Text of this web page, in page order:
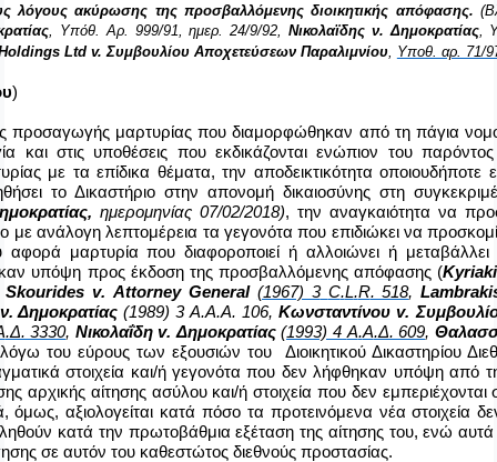
λόγους ακύρωσης της προσβαλλόμενης διοικητικής απόφασης.
, Υπόθ. Αρ. 999/91, ημερ. 24/9/92,Νικολαϊδης ν. Δημοκρατίας,
Ltd v. Συμβουλίου Αποχετεύσεων Παραλιμνίου, Υποθ. αρ. 71/
)
προσαγωγής μαρτυρίας που διαμορφώθηκαν από τη πάγια
και στις υποθέσεις που εκδικάζονται ενώπιον του παρόντος
με τα επίδικα θέματα, την αποδεικτικότητα οποιουδήποτε
το Δικαστήριο στην απονομή δικαιοσύνης στη
ημερομηνίας 07/02/2018), την αναγκαιότητα να
με ανάλογη λεπτομέρεια τα γεγονότα που επιδιώκει να
μαρτυρία που διαφοροποιεί ή αλλοιώνει ή μεταβάλλει
υπόψη προς έκδοση της προσβαλλόμενης απόφασης (
Skourides v.Attorney General (1967) 3 C.L.R. 518,
Δημοκρατίας(1989) 3 Α.Α.Α. 106, Κωνσταντίνου v.
.Δ. 3330, Νικολαΐδηv. Δημοκρατίας (1993) 4 A.A.Δ. 609,
λόγω του εύρους των εξουσιών του Διοικητικού Δικαστηρίου
στοιχεία και/ή γεγονότα που δεν λήφθηκαν υπόψη από
αρχικής αίτησης ασύλου και/ή στοιχεία που δεν εμπεριέχονται
όμως, αξιολογείται κατά πόσο τα προτεινόμενα νέα στοιχεία
κατά την πρωτοβάθμια εξέταση της αίτησης του, ενώ
σε αυτόν του καθεστώτος διεθνούς προστασίας.